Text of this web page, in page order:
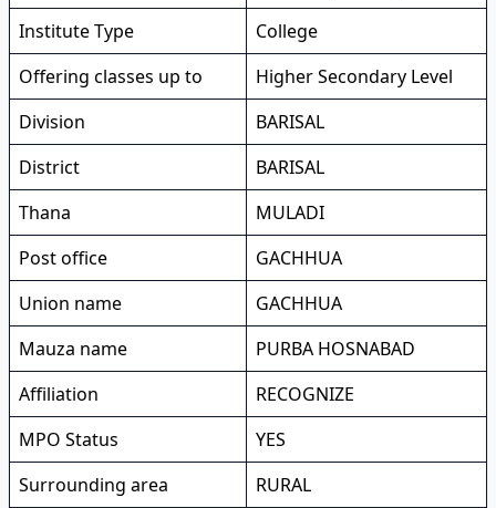
Institute Type
College
Offering classes up to
Higher Secondary Level
Division
BARISAL
District
BARISAL
Thana
MULADI
Post office
GACHHUA
Union name
GACHHUA
Mauza name
PURBA HOSNABAD
Affiliation
RECOGNIZE
MPO Status
YES
Surrounding area
RURAL